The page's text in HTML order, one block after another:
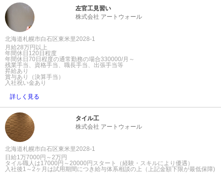
左官工見習い
株式会社 アートウォール
北海道札幌市白石区東米里2028-1
月給28万円以上
年間休日120日程度
年間休日70日程度の通常勤務の場合330000/月～
残業手当、資格手当、職長手当、出張手当等
昇給あり
賞与あり（決算手当）
入社祝い金あり
詳しく見る
タイル工
株式会社 アートウォール
北海道札幌市白石区東米里2028-1
日給1万7000円～2万円
タイル職人は17000円～20000円スタート（経験・スキルにより優遇）
入社後1～2ヶ月は試用期間につき給与体系相談の上（上記金額下限が最低保障)